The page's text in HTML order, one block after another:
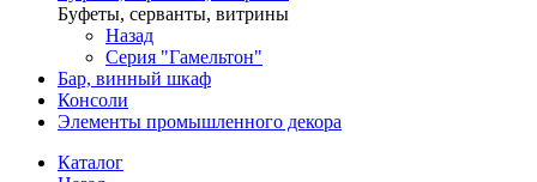
Буфеты, серванты, витрины
Назад
Серия "Гамельтон"
Бар, винный шкаф
Консоли
Элементы промышленного декора
Каталог